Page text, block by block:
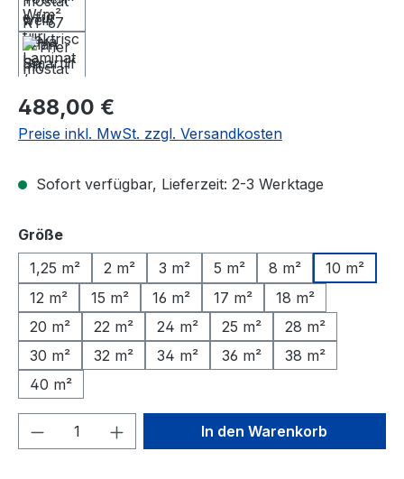
Regulärer Preis:
488,00 €
Preise inkl. MwSt. zzgl. Versandkosten
Sofort verfügbar, Lieferzeit: 2-3 Werktage
Größeauswählen
1,25 m²
2 m² 3 m² 5 m² 8 m²
10 m²
12 m²
15 m² 16 m² 17 m²
18 m²
20 m²
22 m² 24 m² 25 m²
28 m²
30 m²
32 m² 34 m² 36 m²
38 m²
40 m²
Produkt Anzahl: Gib denIn den Warenkorb